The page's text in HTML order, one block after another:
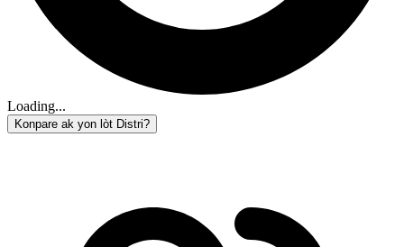
Loading...
Konpare ak yon lòt Distri?